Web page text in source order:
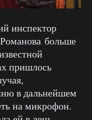
инспектор
больше
пришлось
в дальнейшем
на микрофон.